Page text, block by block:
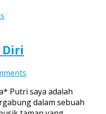
Diri
Dalam
Diri
Putri saya adalah
dalam sebuah